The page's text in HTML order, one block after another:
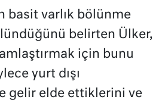
basit varlık bölünme
belirten Ülker,
için bunu
yurt dışı
gelir elde ettiklerini ve